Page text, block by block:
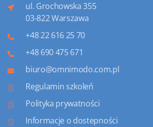
ul. Grochowska 355
03-822 Warszawa
+48 22 616 25 70
+48 690 475 671
biuro@omnimodo.com.pl
Regulamin szkoleń
Polityka prywatności
Informacje o dostepności